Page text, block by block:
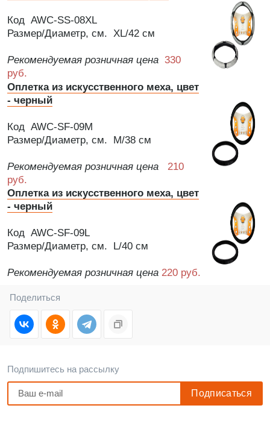
Код AWC-SS-08XL
Размер/Диаметр, см. XL/42 см
Рекомендуемая розничная цена 330
руб.
Оплетка из искусственного меха, цвет
- черный
Код AWC-SF-09M
Размер/Диаметр, см. M/38 см
Рекомендуемая розничная цена
210
руб.
Оплетка из искусственного меха, цвет
- черный
Код AWC-SF-09L
Размер/Диаметр, см. L/40 см
Рекомендуемая розничная цена 220 руб.
Поделиться
Подпишитесь на рассылку